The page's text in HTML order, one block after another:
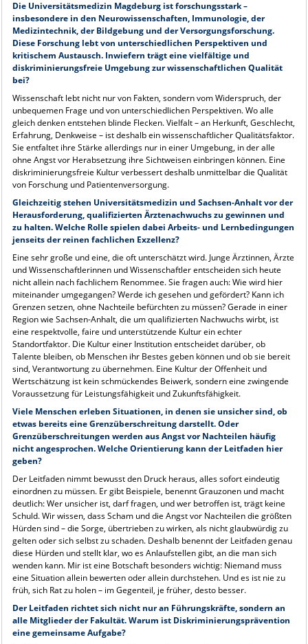
Die Universitätsmedizin Magdeburg ist forschungsstark –
insbesondere in den Neurowissenschaften, Immunologie, der
Medizintechnik, der Bildgebung und der Versorgungsforschung.
Diese Forschung lebt von unterschiedlichen Perspektiven und
kritischem Austausch. Inwiefern trägt eine vielfältige und
diskriminierungsfreie Umgebung zur wissenschaftlichen Qualität
bei?
Wissenschaft lebt nicht nur von Fakten, sondern vom Widerspruch, der
unbequemen Frage und von unterschiedlichen Perspektiven. Wo alle
gleich denken entstehen blinde Flecken. Vielfalt – an Herkunft, Geschlecht,
Erfahrung, Denkweise – ist deshalb ein wissenschaftlicher Qualitätsfaktor.
Sie entfaltet ihre Stärke allerdings nur in einer Umgebung, in der alle
ohne Angst vor Herabsetzung ihre Sichtweisen einbringen können. Eine
diskriminierungsfreie Kultur verbessert deshalb unmittelbar die Qualität
von Forschung und Patientenversorgung.
Gleichzeitig stehen Universitätsmedizin und Sachsen-Anhalt vor der
Herausforderung, qualifizierten Ärztenachwuchs zu gewinnen und
zu halten. Welche Rolle spielen dabei Arbeits- und Lernbedingungen
jenseits der reinen fachlichen Exzellenz?
Eine sehr große und eine, die oft unterschätzt wird. Junge Ärztinnen, Ärzte
und Wissenschaftlerinnen und Wissenschaftler entscheiden sich heute
nicht allein nach fachlichem Renommee. Sie fragen auch: Wie wird hier
miteinander umgegangen? Werde ich gesehen und gefördert? Kann ich
Grenzen setzen, ohne Nachteile befürchten zu müssen? Gerade in einer
Region wie Sachsen-Anhalt, die um qualifizierten Nachwuchs wirbt, ist
eine respektvolle, faire und unterstützende Kultur ein echter
Standortfaktor. Die Kultur einer Institution entscheidet darüber, ob
Talente bleiben, ob Menschen ihr Bestes geben können und ob sie bereit
sind, Verantwortung zu übernehmen. Eine Kultur der Offenheit und
Wertschätzung ist kein schmückendes Beiwerk, sondern eine zwingende
Voraussetzung für Leistungsfähigkeit und Zukunftsfähigkeit.
Viele Menschen erleben Situationen, in denen sie unsicher sind, ob
etwas bereits eine Grenzüberschreitung darstellt. Oder
Grenzüberschreitungen werden aus Angst vor Nachteilen häufig
nicht angesprochen. Welche Orientierung kann der Leitfaden hier
geben?
Der Leitfaden nimmt bewusst den Druck heraus, alles sofort eindeutig
einordnen zu müssen. Er gibt Beispiele, benennt Grauzonen und macht
deutlich: Wer unsicher ist, darf fragen, und wer betroffen ist, trägt keine
Schuld. Wir wissen, dass Scham und die Angst vor Nachteilen die größten
Hürden sind – die Sorge, übertrieben zu wirken, als nicht glaubwürdig zu
gelten oder sich selbst zu schaden. Deshalb benennt der Leitfaden genau
diese Hürden und stellt klar, wo es Anlaufstellen gibt, an die man sich
wenden kann. Mir ist eine Botschaft besonders wichtig: Niemand muss
eine Situation allein bewerten oder allein durchstehen. Und es ist nie zu
früh, sich Rat zu holen – im Gegenteil, je früher, desto besser.
Der Leitfaden richtet sich nicht nur an Führungskräfte, sondern an
alle Mitglieder der Fakultät. Warum ist Diskriminierungsprävention
eine gemeinsame Aufgabe?